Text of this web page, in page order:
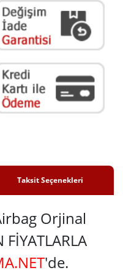
Taksit Seçenekleri
Orjinal
FİYATLARLA
'de.